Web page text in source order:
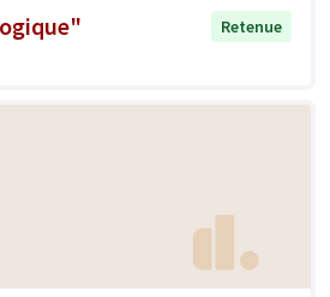
Retenue